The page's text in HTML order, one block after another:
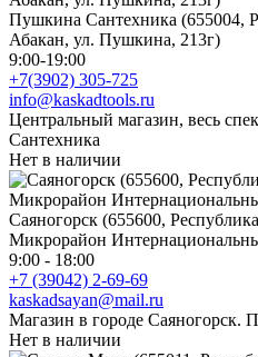
Пушкина Сантехника (655004,
Абакан, ул. Пушкина, 213г)
9:00-19:00
+7(3902) 305-725
info@kaskadtools.ru
Центральный магазин, весь
Сантехника
Нет в наличии
Саяногорск (655600,
Микрорайон
9:00 - 18:00
+7 (39042) 2-69-69
kaskadsayan@mail.ru
Магазин в городе Саяногорск.
Нет в наличии